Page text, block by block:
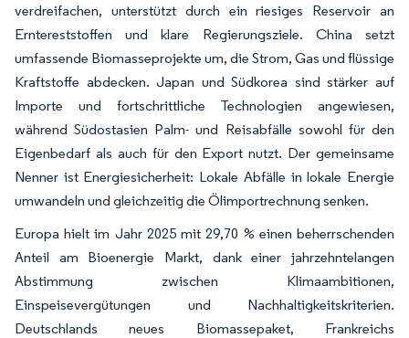
verdreifachen, unterstützt durch ein riesiges Reservoir an
Erntereststoffen und klare Regierungsziele. China setzt
umfassende Biomasseprojekte um, die Strom, Gas und flüssige
Kraftstoffe abdecken. Japan und Südkorea sind stärker auf
Importe und fortschrittliche Technologien angewiesen,
während Südostasien Palm- und Reisabfälle sowohl für den
Eigenbedarf als auch für den Export nutzt. Der gemeinsame
Nenner ist Energiesicherheit: Lokale Abfälle in lokale Energie
umwandeln und gleichzeitig die Ölimportrechnung senken.
Europa hielt im Jahr 2025 mit 29,70 % einen beherrschenden
Anteil am Bioenergie Markt, dank einer jahrzehntelangen
Abstimmung zwischen Klimaambitionen,
Einspeisevergütungen und Nachhaltigkeitskriterien.
Deutschlands neues Biomassepaket, Frankreichs